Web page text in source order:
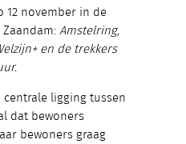
12 november in de
Amstelring,
en de trekkers
centrale ligging tussen
dat bewoners
bewoners graag